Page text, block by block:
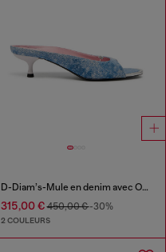
D-Diam’s-Mule en denim avec Oval D flottant
315,00 €450,00 €-30%
2 COULEURS